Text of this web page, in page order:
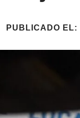
PUBLICADO EL: